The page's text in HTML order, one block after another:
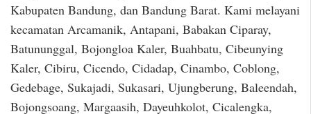
Kabupaten Bandung, dan Bandung Barat. Kami melayani
kecamatan Arcamanik, Antapani, Babakan Ciparay,
Batununggal, Bojongloa Kaler, Buahbatu, Cibeunying
Kaler, Cibiru, Cicendo, Cidadap, Cinambo, Coblong,
Gedebage, Sukajadi, Sukasari, Ujungberung, Baleendah,
Bojongsoang, Margaasih, Dayeuhkolot, Cicalengka,